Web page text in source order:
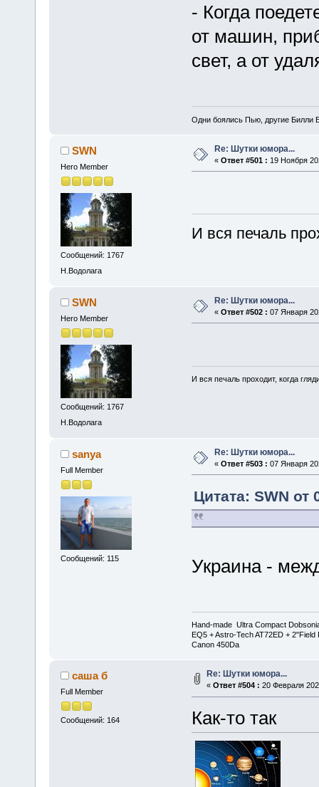
- Когда
от машин,
свет, а от
Одни боялись Пью, другие Билли
SWN
Hero Member
Сообщений: 1767
Н.Водолага
Re: Шутки юмора...
« Ответ #501 : 19 Ноября
И вся печаль
SWN
Hero Member
Сообщений: 1767
Н.Водолага
Re: Шутки юмора...
« Ответ #502 : 07 Января
И вся печаль проходит, когда
sanya
Full Member
Сообщений: 115
Re: Шутки юмора...
« Ответ #503 : 07 Января
Цитата: SWN от
Украина -
Hand-made Ultra Compact
EQ5 + Astro-Tech AT72ED + 2"Field
Canon 450Da
саша б
Full Member
Сообщений: 164
Re: Шутки юмора...
« Ответ #504 : 20 Февраля
Как-то так